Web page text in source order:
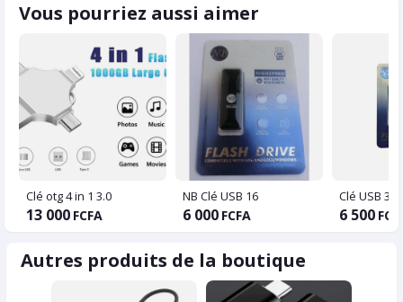
Vous pourriez aussi aimer
Clé otg 4 in 1 3.0
13 000 FCFA
NB Clé USB 16
6 000 FCFA 6 500
Autres produits de la boutique